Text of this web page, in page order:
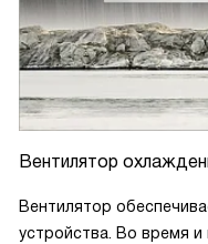
Вентилятор
Вентилятор
устройства. Во время и